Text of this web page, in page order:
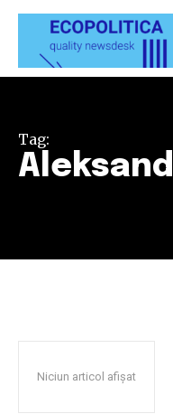
Tag:
Niciun articol afișat